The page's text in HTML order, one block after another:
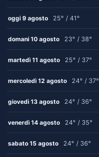
oggi 9 agosto 25° / 41°
domani 10 agosto 23° / 38°
martedì 11 agosto 25° / 37°
mercoledì 12 agosto 24° / 37°
giovedì 13 agosto 24° / 36°
venerdì 14 agosto 24° / 35°
sabato 15 agosto 24° / 36°